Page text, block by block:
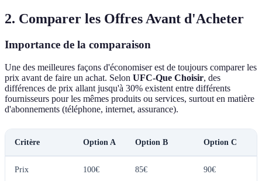
2. Comparer les Offres Avant d'Acheter
Importance de la comparaison
Une des meilleures façons d'économiser est de toujours comparer les
prix avant de faire un achat. Selon UFC-Que Choisir, des
différences de prix allant jusqu'à 30% existent entre différents
fournisseurs pour les mêmes produits ou services, surtout en matière
d'abonnements (téléphone, internet, assurance).
Critère Option A Option B Option C
Prix 100€ 85€ 90€